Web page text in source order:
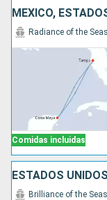
MÉXICO,
Comidas incluidas
Radiance of the Seas
ESTADOS
Brilliance of the Seas